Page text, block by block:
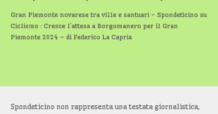
Gran Piemonte novarese tra ville e santuari - Spondeticino su
Ciclismo : Cresce l’attesa a Borgomanero per il Gran
Piemonte 2024 – di Federico La Capria
Spondeticino non rappresenta una testata giornalistica,